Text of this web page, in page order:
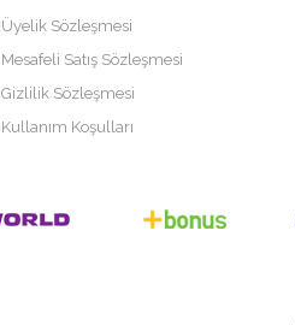
Üyelik Sözleşmesi
Mesafeli Satış Sözleşmesi
Gizlilik Sözleşmesi
Kullanım Koşulları